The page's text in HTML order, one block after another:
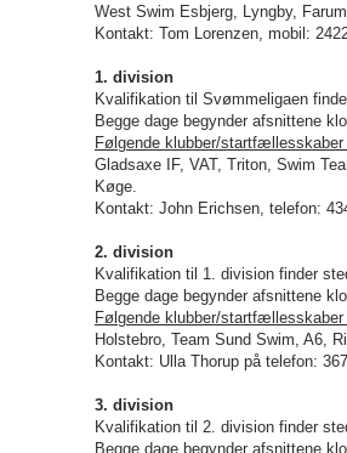
West Swim Esbjerg, Lyngby,
Kontakt: Tom Lorenzen, mobil:
1. division
Kvalifikation til Svømmeligaen
Begge dage begynder afsnittene
Følgende klubber/startfællesskaber
Gladsaxe IF, VAT, Triton, Swim
Køge.
Kontakt: John Erichsen, telefon:
2. division
Kvalifikation til 1. division finder
Begge dage begynder afsnittene
Følgende klubber/startfællesskaber
Holstebro, Team Sund Swim, A6,
Kontakt: Ulla Thorup på telefon:
3. division
Kvalifikation til 2. division finder
Begge dage begynder afsnittene